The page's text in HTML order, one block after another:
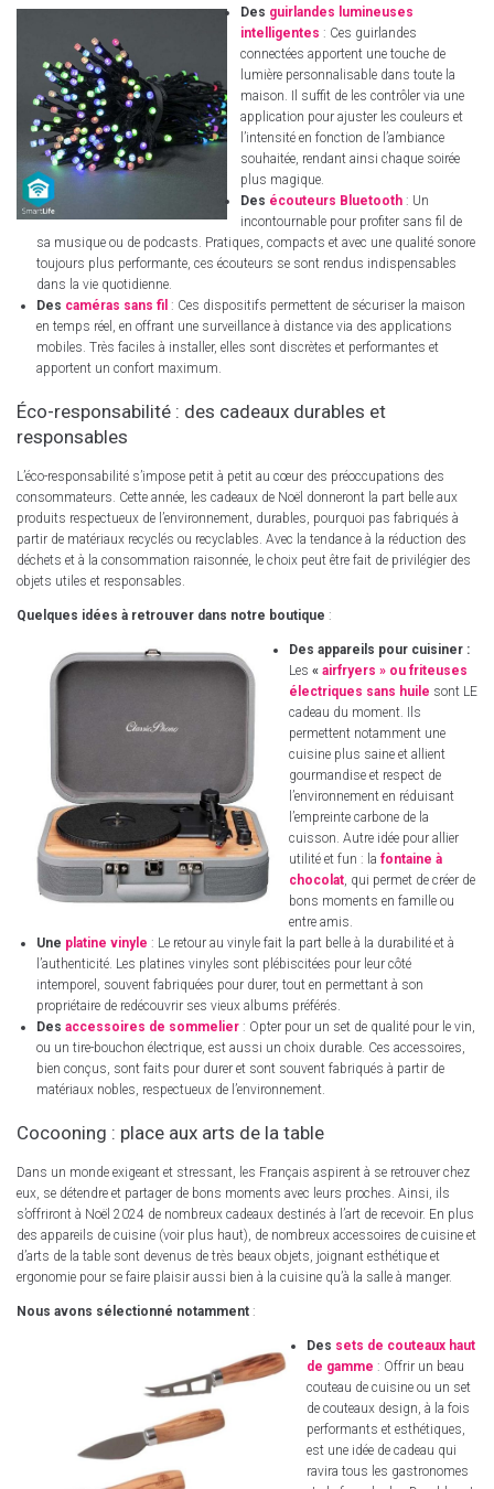
Des guirlandes lumineuses
intelligentes : Ces guirlandes
connectées apportent une touche de
lumière personnalisable dans toute la
maison. Il suffit de les contrôler via une
application pour ajuster les couleurs et
l’intensité en fonction de l’ambiance
souhaitée, rendant ainsi chaque soirée
plus magique.
Des écouteurs Bluetooth : Un
incontournable pour profiter sans fil de
sa musique ou de podcasts. Pratiques, compacts et avec une qualité sonore
toujours plus performante, ces écouteurs se sont rendus indispensables
dans la vie quotidienne.
Des caméras sans fil : Ces dispositifs permettent de sécuriser la maison
en temps réel, en offrant une surveillance à distance via des applications
mobiles. Très faciles à installer, elles sont discrètes et performantes et
apportent un confort maximum.
Éco-responsabilité : des cadeaux durables et
responsables
L’éco-responsabilité s’impose petit à petit au cœur des préoccupations des
consommateurs. Cette année, les cadeaux de Noël donneront la part belle aux
produits respectueux de l’environnement, durables, pourquoi pas fabriqués à
partir de matériaux recyclés ou recyclables. Avec la tendance à la réduction des
déchets et à la consommation raisonnée, le choix peut être fait de privilégier des
objets utiles et responsables.
Quelques idées à retrouver dans notre boutique :
Des appareils pour cuisiner :
Les « airfryers » ou friteuses
électriques sans huile sont LE
cadeau du moment. Ils
permettent notamment une
cuisine plus saine et allient
gourmandise et respect de
l’environnement en réduisant
l’empreinte carbone de la
cuisson. Autre idée pour allier
utilité et fun : la fontaine à
chocolat, qui permet de créer de
bons moments en famille ou
entre amis.
Une platine vinyle : Le retour au vinyle fait la part belle à la durabilité et à
l’authenticité. Les platines vinyles sont plébiscitées pour leur côté
intemporel, souvent fabriquées pour durer, tout en permettant à son
propriétaire de redécouvrir ses vieux albums préférés.
Des accessoires de sommelier : Opter pour un set de qualité pour le vin,
ou un tire-bouchon électrique, est aussi un choix durable. Ces accessoires,
bien conçus, sont faits pour durer et sont souvent fabriqués à partir de
matériaux nobles, respectueux de l’environnement.
Cocooning : place aux arts de la table
Dans un monde exigeant et stressant, les Français aspirent à se retrouver chez
eux, se détendre et partager de bons moments avec leurs proches. Ainsi, ils
s’offriront à Noël 2024 de nombreux cadeaux destinés à l’art de recevoir. En plus
des appareils de cuisine (voir plus haut), de nombreux accessoires de cuisine et
d’arts de la table sont devenus de très beaux objets, joignant esthétique et
ergonomie pour se faire plaisir aussi bien à la cuisine qu’à la salle à manger.
Nous avons sélectionné notamment :
Des sets de couteaux haut
de gamme : Offrir un beau
couteau de cuisine ou un set
de couteaux design, à la fois
performants et esthétiques,
est une idée de cadeau qui
ravira tous les gastronomes